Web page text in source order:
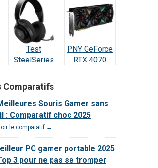
meilleure
carte à 498 €
?
Vraiment
incroyable ?
Test
SteelSeries
Wireless : Le
meilleur
rapport
qualité/prix
de 2026 ?
PNY GeForce
RTX 4070
Comparatifs
Souris Gamer sans
: Comparatif choc 2025
le comparatif →
PC gamer portable 2025
3 pour ne pas se tromper